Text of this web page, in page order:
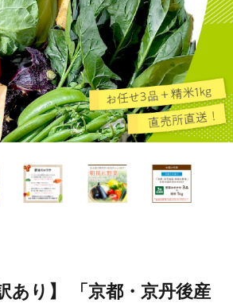
あり】 「京都・京丹後産